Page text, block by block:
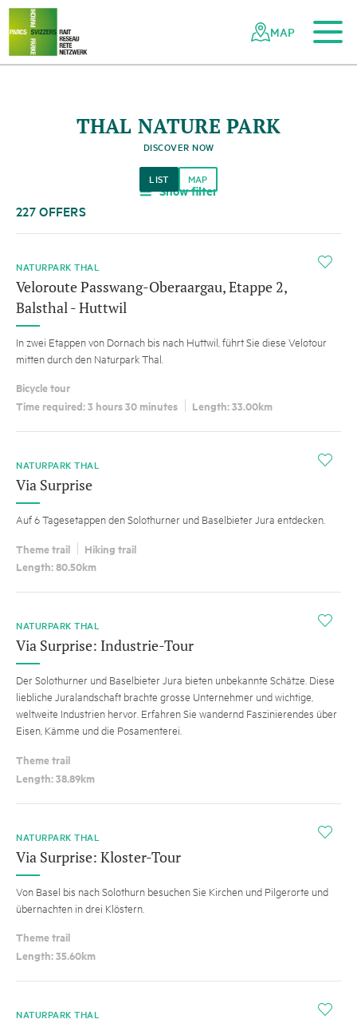
Navigating
the
Swiss
parks
Quick
navigation
To the main content
To the mobile navigation
To search
To the footer
To the sitemap
MAP
THAL NATURE PARK
DISCOVER NOW
a Show filter
LIST MAP
227 OFFERS
i
NATURPARK THAL
Veloroute Passwang-Oberaargau, Etappe 2,
Balsthal - Huttwil
In zwei Etappen von Dornach bis nach Huttwil, führt Sie diese Velotour
mitten durch den Naturpark Thal.
Bicycle tour
Time required: 3 hours 30 minutes
Length: 33.00km
i
NATURPARK THAL
Via Surprise
Auf 6 Tagesetappen den Solothurner und Baselbieter Jura entdecken.
Theme trail
Hiking trail
Length: 80.50km
i
NATURPARK THAL
Via Surprise: Industrie-Tour
Der Solothurner und Baselbieter Jura bieten unbekannte Schätze. Diese
liebliche Juralandschaft brachte grosse Unternehmer und wichtige,
weltweite Industrien hervor. Erfahren Sie wandernd Faszinierendes über
Eisen, Kämme und die Posamenterei.
Theme trail
Length: 38.89km
i
NATURPARK THAL
Via Surprise: Kloster-Tour
Von Basel bis nach Solothurn besuchen Sie Kirchen und Pilgerorte und
übernachten in drei Klöstern.
Theme trail
Length: 35.60km
i
NATURPARK THAL